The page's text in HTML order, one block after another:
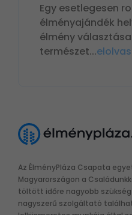
Egy esetlegesen
élményajándék
élmény választása
természet...
Az ÉlményPláza Csapata
Magyarországon a
töltött időre nagyobb
nagyszerű szolgáltató